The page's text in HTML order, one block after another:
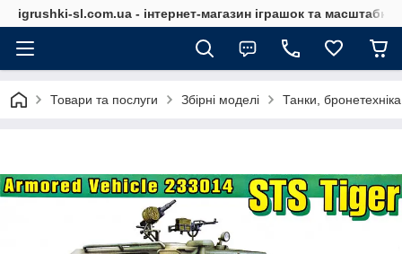
igrushki-sl.com.ua - інтернет-магазин іграшок та
Товари та послуги Збірні моделі Танки,